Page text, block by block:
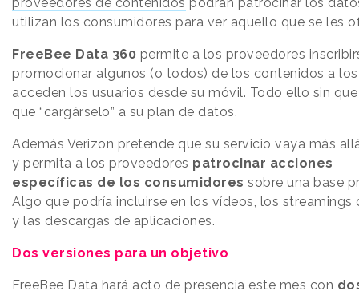
utilizan los consumidores para ver aquello que se les
FreeBee Data 360 permite a los proveedores
promocionar algunos (o todos) de los contenidos a
acceden los usuarios desde su móvil. Todo ello sin
que “cargárselo” a su plan de datos.
Además Verizon pretende que su servicio vaya más
y permita a los proveedores patrocinar acciones
específicas de los consumidores sobre una base
Algo que podría incluirse en los vídeos, los streamings
y las descargas de aplicaciones.
Dos versiones para un objetivo
FreeBee Data hará acto de presencia este mes con